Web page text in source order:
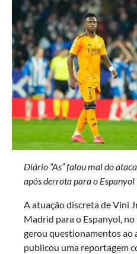
Diário “As” falou mal do
após derrota para o Espanyol
A atuação discreta de Vini
Madrid para o Espanyol,
gerou questionamentos ao
publicou uma reportagem